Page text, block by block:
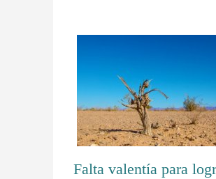
Falta valentía para